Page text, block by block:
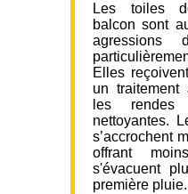
Les toiles
balcon sont
agressions
Elles
un traitement
les rendes
nettoyantes.
s’accrochent
offrant
s'évacuent
première pluie.